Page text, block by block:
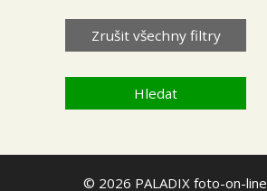
© 2026 PALADIX foto-on-line